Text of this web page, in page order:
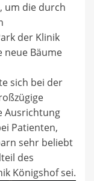
um die durch
der Klinik
neue Bäume
sich bei der
Ausrichtung
Patienten,
sehr beliebt
des
Königshof sei.